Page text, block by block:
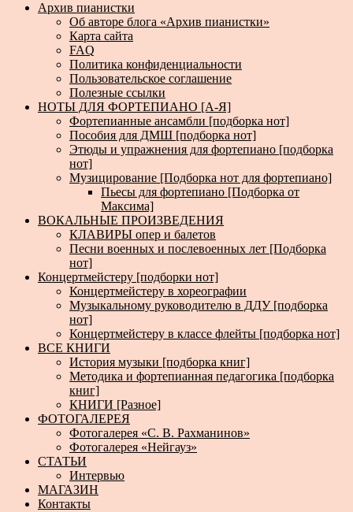
Архив пианистки
Об авторе блога «Архив пианистки»
Карта сайта
FAQ
Политика конфиденциальности
Пользовательское соглашение
Полезные ссылки
НОТЫ ДЛЯ ФОРТЕПИАНО [А-Я]
Фортепианные ансамбли [подборка нот]
Пособия для ДМШ [подборка нот]
Этюды и упражнения для фортепиано [подборка
нот]
Музицирование [Подборка нот для фортепиано]
Пьесы для фортепиано [Подборка от
Максима]
ВОКАЛЬНЫЕ ПРОИЗВЕДЕНИЯ
КЛАВИРЫ опер и балетов
Песни военных и послевоенных лет [Подборка
нот]
Концертмейстеру [подборки нот]
Концертмейстеру в хореографии
Музыкальному руководителю в ДДУ [подборка
нот]
Концертмейстеру в классе флейты [подборка нот]
ВСЕ КНИГИ
История музыки [подборка книг]
Методика и фортепианная педагогика [подборка
книг]
КНИГИ [Разное]
ФОТОГАЛЕРЕЯ
Фотогалерея «С. В. Рахманинов»
Фотогалерея «Нейгауз»
СТАТЬИ
Интервью
МАГАЗИН
Контакты